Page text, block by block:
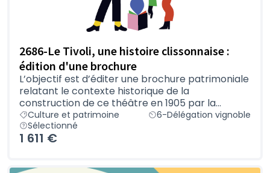
2686-Le Tivoli, une histoire clissonnaise :
édition d'une brochure
L’objectif est d’éditer une brochure patrimoniale
relatant le contexte historique de la
construction de ce théâtre en 1905 par la...
Culture et patrimoine
6-Délégation vignoble
Sélectionné
1 611 €